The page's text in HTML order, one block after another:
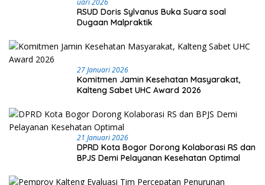
RSUD Doris Sylvanus Buka Suara soal
Dugaan Malpraktik
27 Januari 2026
Komitmen Jamin Kesehatan Masyarakat,
Kalteng Sabet UHC Award 2026
21 Januari 2026
DPRD Kota Bogor Dorong Kolaborasi RS dan
BPJS Demi Pelayanan Kesehatan Optimal